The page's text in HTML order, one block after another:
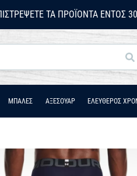
ΤΑ ΠΡΟΪΌΝΤΑ ΕΝΤΌΣ
ΜΠΑΛΕΣ ΑΞΕΣΟΥΑΡ ΕΛΕΥΘΕΡΟΣ